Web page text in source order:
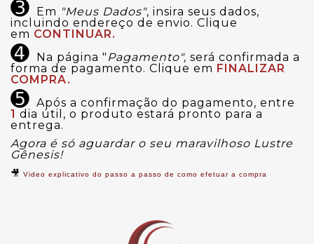
➌ Em "Meus Dados", insira seus dados,
incluindo endereço de envio. Clique
em CONTINUAR.
➍ Na página " Pagamento", será confirmada a
forma de pagamento. Clique em FINALIZAR
COMPRA.
➎ Após a confirmação do pagamento, entre
1 dia útil, o produto estará pronto para a
entrega.
Agora é só aguardar o seu maravilhoso Lustre
Gênesis!
🎥 Video explicativo do passo a passo de como efetuar a compra